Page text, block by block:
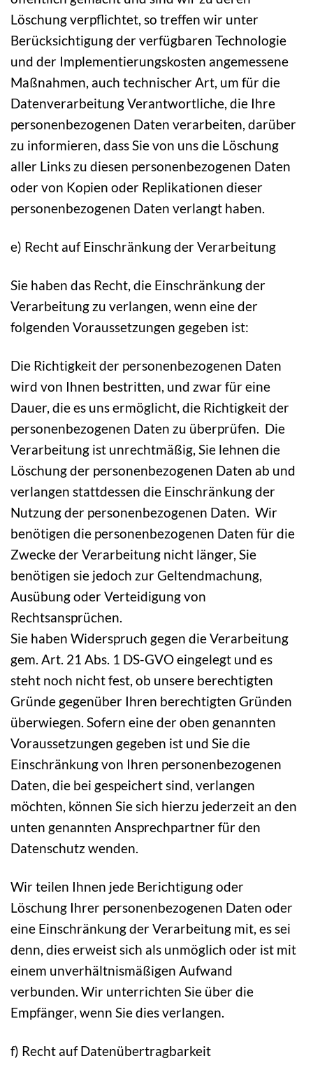
Löschung verpflichtet, so treffen wir unter
Berücksichtigung der verfügbaren Technologie
und der Implementierungskosten angemessene
Maßnahmen, auch technischer Art, um für die
Datenverarbeitung Verantwortliche, die Ihre
personenbezogenen Daten verarbeiten, darüber
zu informieren, dass Sie von uns die Löschung
aller Links zu diesen personenbezogenen Daten
oder von Kopien oder Replikationen dieser
personenbezogenen Daten verlangt haben.
e) Recht auf Einschränkung der Verarbeitung
Sie haben das Recht, die Einschränkung der
Verarbeitung zu verlangen, wenn eine der
folgenden Voraussetzungen gegeben ist:
Die Richtigkeit der personenbezogenen Daten
wird von Ihnen bestritten, und zwar für eine
Dauer, die es uns ermöglicht, die Richtigkeit der
personenbezogenen Daten zu überprüfen. Die
Verarbeitung ist unrechtmäßig, Sie lehnen die
Löschung der personenbezogenen Daten ab und
verlangen stattdessen die Einschränkung der
Nutzung der personenbezogenen Daten. Wir
benötigen die personenbezogenen Daten für die
Zwecke der Verarbeitung nicht länger, Sie
benötigen sie jedoch zur Geltendmachung,
Ausübung oder Verteidigung von
Rechtsansprüchen.
Sie haben Widerspruch gegen die Verarbeitung
gem. Art. 21 Abs. 1 DS-GVO eingelegt und es
steht noch nicht fest, ob unsere berechtigten
Gründe gegenüber Ihren berechtigten Gründen
überwiegen. Sofern eine der oben genannten
Voraussetzungen gegeben ist und Sie die
Einschränkung von Ihren personenbezogenen
Daten, die bei gespeichert sind, verlangen
möchten, können Sie sich hierzu jederzeit an den
unten genannten Ansprechpartner für den
Datenschutz wenden.
Wir teilen Ihnen jede Berichtigung oder
Löschung Ihrer personenbezogenen Daten oder
eine Einschränkung der Verarbeitung mit, es sei
denn, dies erweist sich als unmöglich oder ist mit
einem unverhältnismäßigen Aufwand
verbunden. Wir unterrichten Sie über die
Empfänger, wenn Sie dies verlangen.
f) Recht auf Datenübertragbarkeit